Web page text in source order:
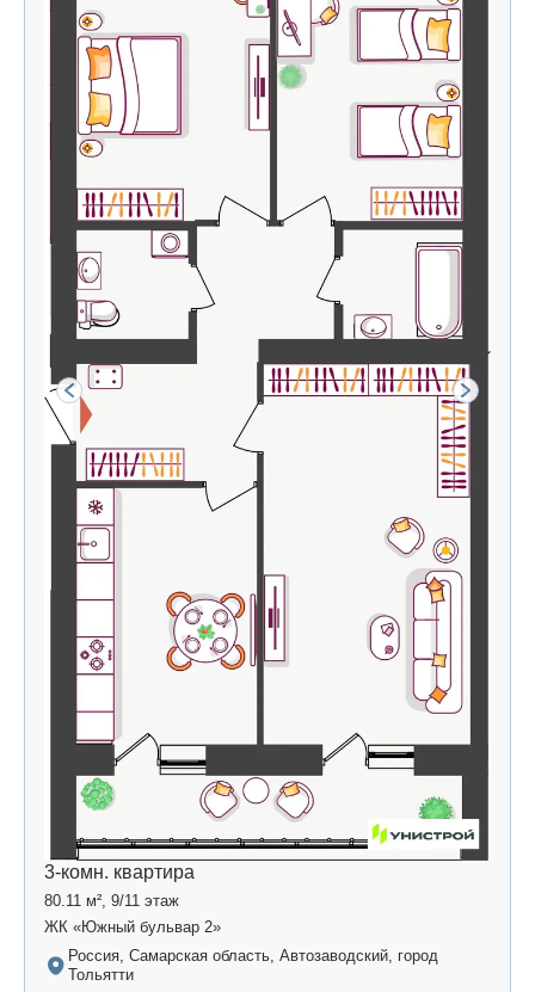
3-комн. квартира
80.11 м², 9/11 этаж
ЖК «Южный бульвар 2»
Россия, Самарская область, Автозаводский, город
Тольятти